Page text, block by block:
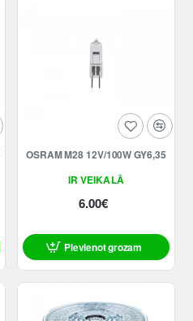
IR VEIKALĀ
OSRAM M28 12V/100W GY6,35
6.00€
Pievienot grozam